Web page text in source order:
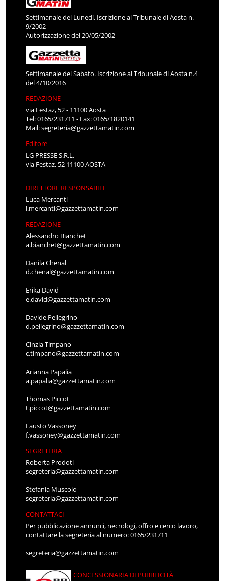
Settimanale del Lunedì. Iscrizione al Tribunale di Aosta n.
9/2002
Autorizzazione del 20/05/2002
Settimanale del Sabato. Iscrizione al Tribunale di Aosta n.4
del 4/10/2016
REDAZIONE
via Festaz, 52 - 11100 Aosta
Tel: 0165/231711 - Fax: 0165/1820141
Mail:segreteria@gazzettamatin.com
Editore
LG PRESSE S.R.L.
via Festaz, 52 11100 AOSTA
DIRETTORE RESPONSABILE
Luca Mercanti
l.mercanti@gazzettamatin.com
REDAZIONE
Alessandro Bianchet
a.bianchet@gazzettamatin.com
Danila Chenal
d.chenal@gazzettamatin.com
Erika David
e.david@gazzettamatin.com
Davide Pellegrino
d.pellegrino@gazzettamatin.com
Cinzia Timpano
c.timpano@gazzettamatin.com
Arianna Papalia
a.papalia@gazzettamatin.com
Thomas Piccot
t.piccot@gazzettamatin.com
Fausto Vassoney
f.vassoney@gazzettamatin.com
SEGRETERIA
Roberta Prodoti
segreteria@gazzettamatin.com
Stefania Muscolo
segreteria@gazzettamatin.com
CONTATTACI
Per pubblicazione annunci, necrologi, offro e cerco lavoro,
contattare la segreteria al numero: 0165/231711
segreteria@gazzettamatin.com
CONCESSIONARIA DI PUBBLICITÀ